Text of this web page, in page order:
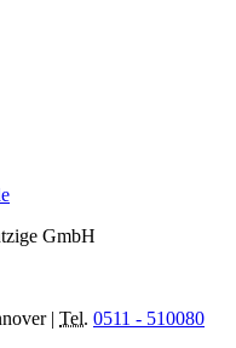
GmbH
| Tel. 0511 - 510080